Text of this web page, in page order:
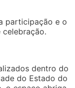
participação e o
dentro do
do Estado do